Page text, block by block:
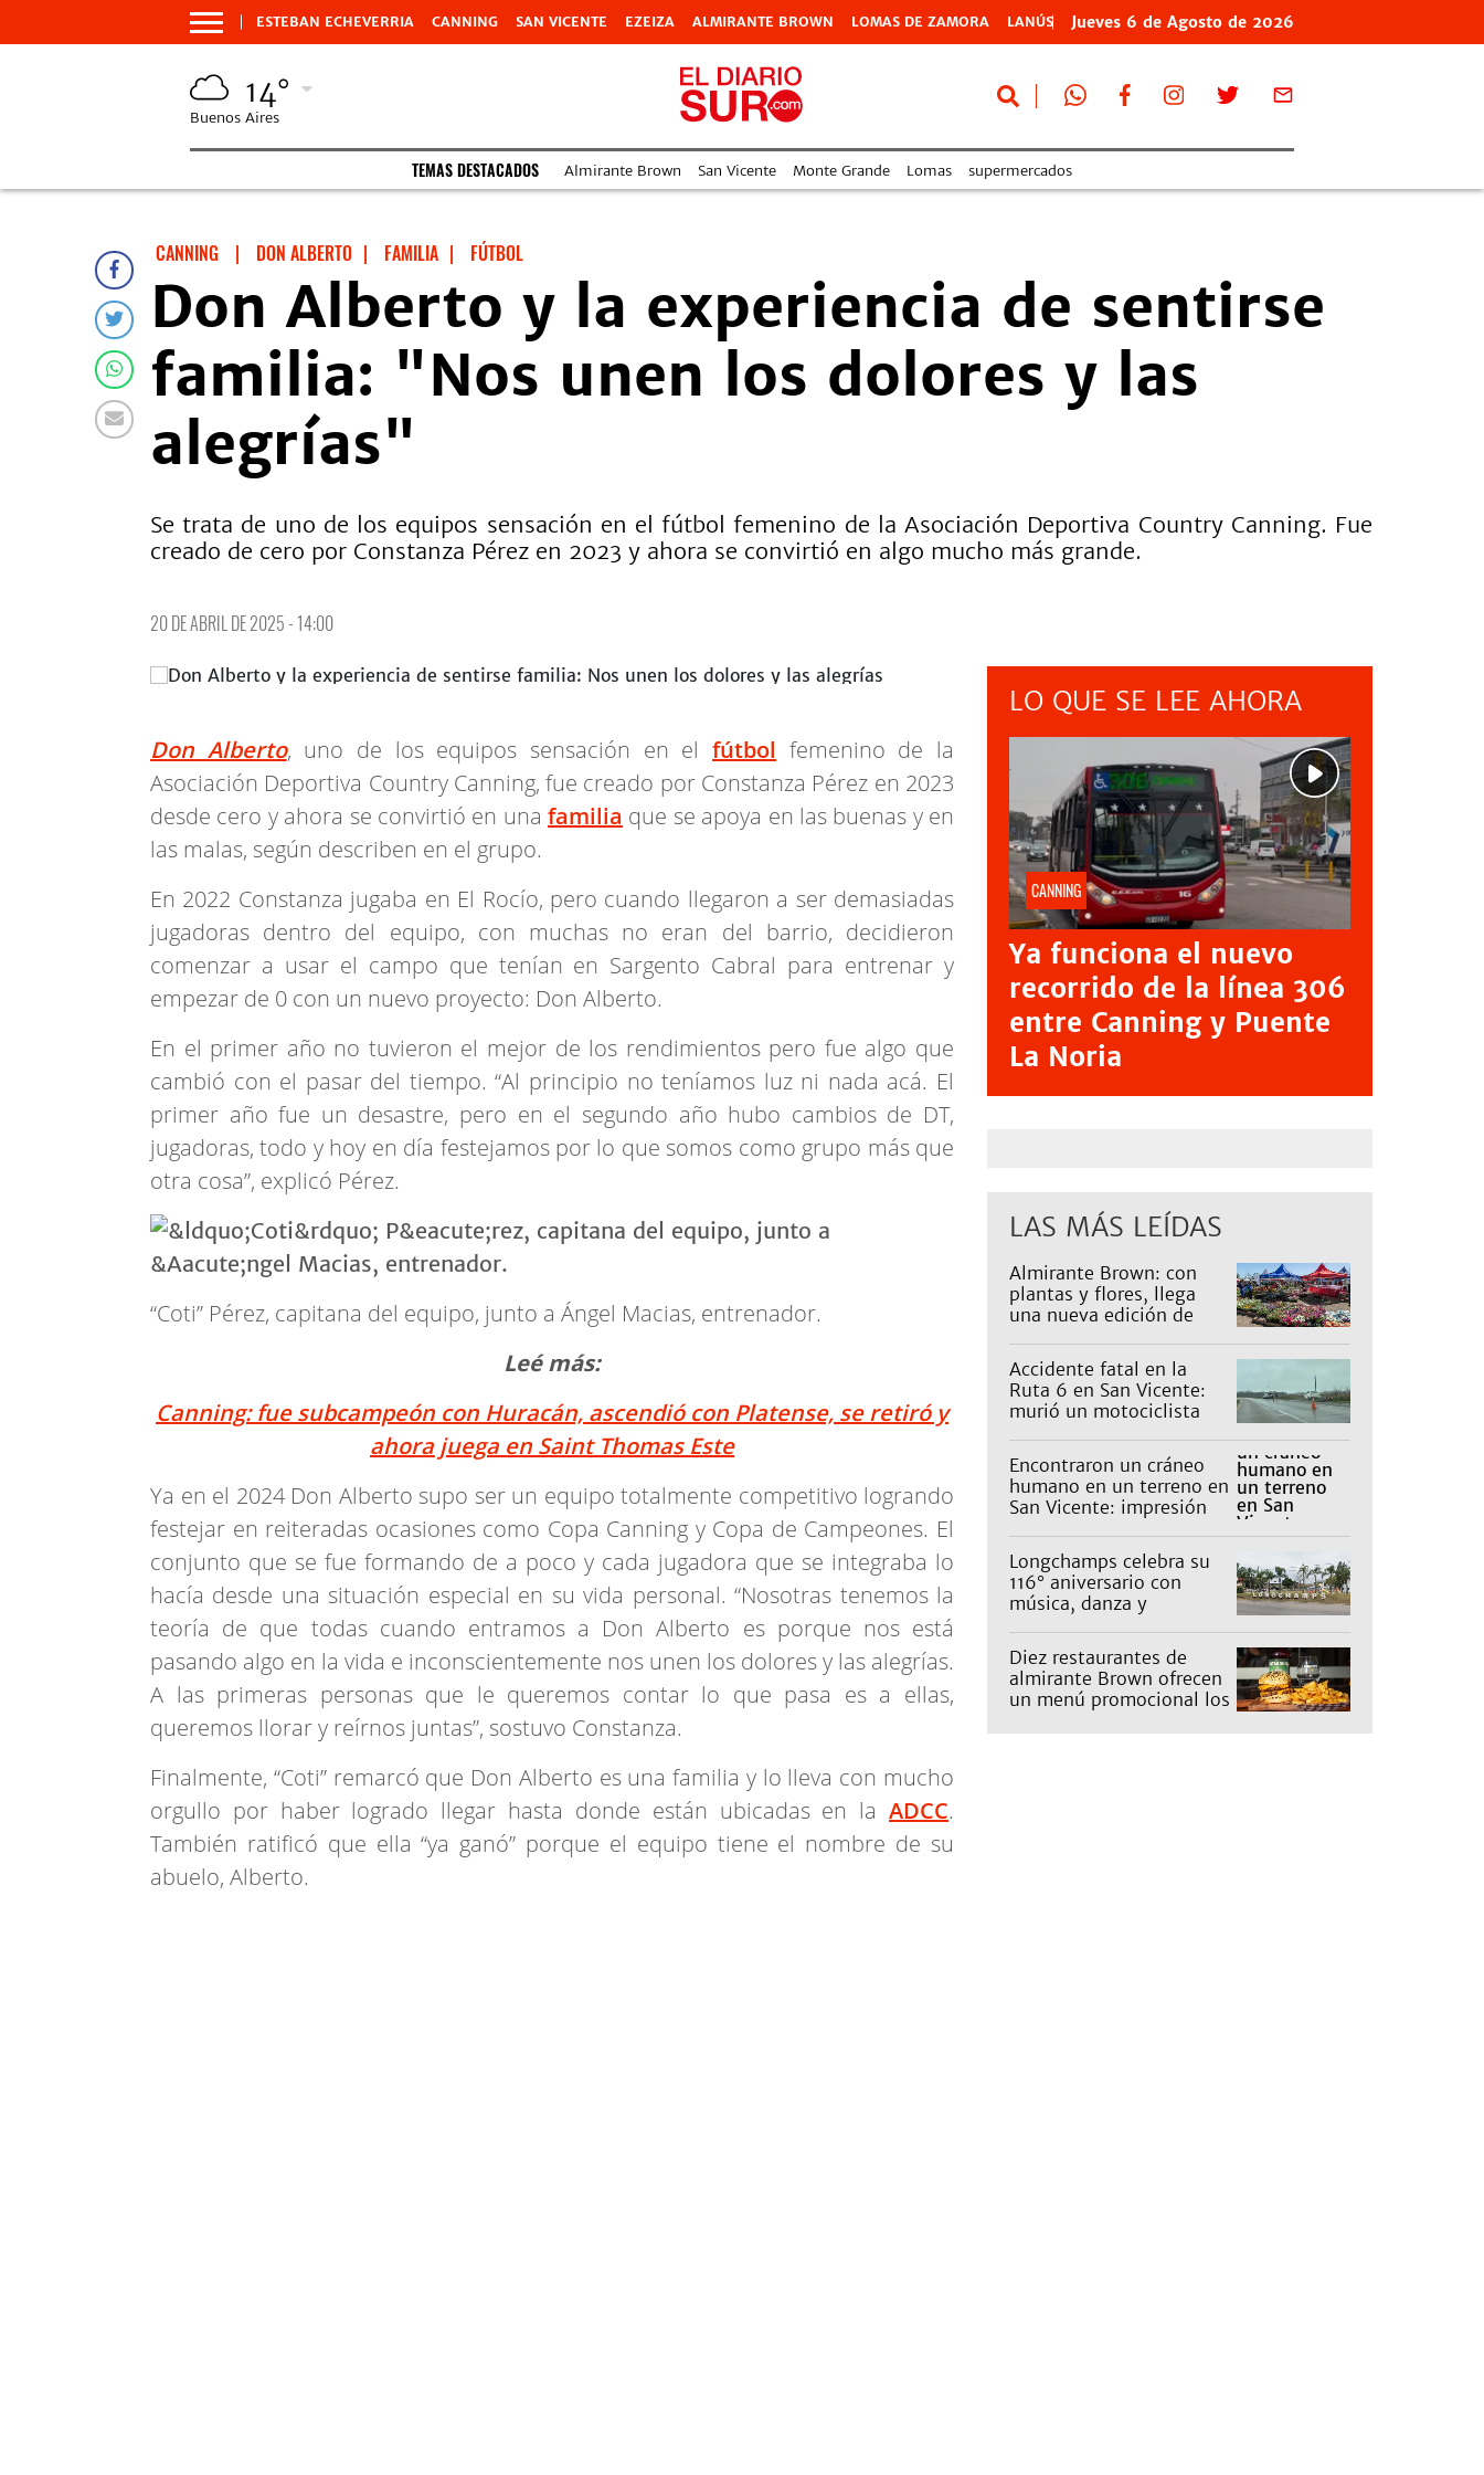
ESTEBAN ECHEVERRIA CANNING SAN VICENTE EZEIZA ALMIRANTE BROWN LOMAS DE ZAMORA LANÚS Jueves 6 de Agosto de 2026
14°
Buenos Aires
TEMAS DESTACADOS Almirante Brown San Vicente Monte Grande Lomas supermercados
CANNING | DON ALBERTO | FAMILIA | FÚTBOL
Don Alberto y la experiencia de sentirse
familia: "Nos unen los dolores y las
alegrías"
Se trata de uno de los equipos sensación en el fútbol femenino de la Asociación Deportiva Country Canning. Fue
creado de cero por Constanza Pérez en 2023 y ahora se convirtió en algo mucho más grande.
20 DE ABRIL DE 2025 - 14:00
Don Alberto, uno de los equipos sensación en elfútbol femenino de la
Asociación Deportiva Country Canning, fue creado por Constanza Pérez en 2023
desde cero y ahora se convirtió en una familia que se apoya en las buenas y en
las malas, según describen en el grupo.
En 2022 Constanza jugaba en El Rocío, pero cuando llegaron a ser demasiadas
jugadoras dentro del equipo, con muchas no eran del barrio, decidieron
comenzar a usar el campo que tenían en Sargento Cabral para entrenar y
empezar de 0 con un nuevo proyecto: Don Alberto.
En el primer año no tuvieron el mejor de los rendimientos pero fue algo que
cambió con el pasar del tiempo. “Al principio no teníamos luz ni nada acá. El
primer año fue un desastre, pero en el segundo año hubo cambios de DT,
jugadoras, todo y hoy en día festejamos por lo que somos como grupo más que
otra cosa”, explicó Pérez.
“Coti” Pérez, capitana del equipo, junto a Ángel Macias, entrenador.
Leé más:
Canning: fue subcampeón con Huracán, ascendió con Platense, se retiró y
ahora juega en Saint Thomas Este
Ya en el 2024 Don Alberto supo ser un equipo totalmente competitivo logrando
festejar en reiteradas ocasiones como Copa Canning y Copa de Campeones. El
conjunto que se fue formando de a poco y cada jugadora que se integraba lo
hacía desde una situación especial en su vida personal. “Nosotras tenemos la
teoría de que todas cuando entramos a Don Alberto es porque nos está
pasando algo en la vida e inconscientemente nos unen los dolores y las alegrías.
A las primeras personas que le queremos contar lo que pasa es a ellas,
queremos llorar y reírnos juntas”, sostuvo Constanza.
Finalmente, “Coti” remarcó que Don Alberto es una familia y lo lleva con mucho
orgullo por haber logrado llegar hasta donde están ubicadas en la ADCC.
También ratificó que ella “ya ganó” porque el equipo tiene el nombre de su
abuelo, Alberto.
LO QUE SE LEE AHORA
CANNING
Ya funciona el nuevo
recorrido de la línea 306
entre Canning y Puente
La Noria
LAS MÁS LEÍDAS
Almirante Brown: con
plantas y flores, llega
una nueva edición de
Accidente fatal en la
Ruta 6 en San Vicente:
murió un motociclista
Encontraron un cráneo
humano en un terreno en
San Vicente: impresión
Longchamps celebra su
116° aniversario con
música, danza y
familia
Diez restaurantes de
almirante Brown ofrecen
un menú promocional los